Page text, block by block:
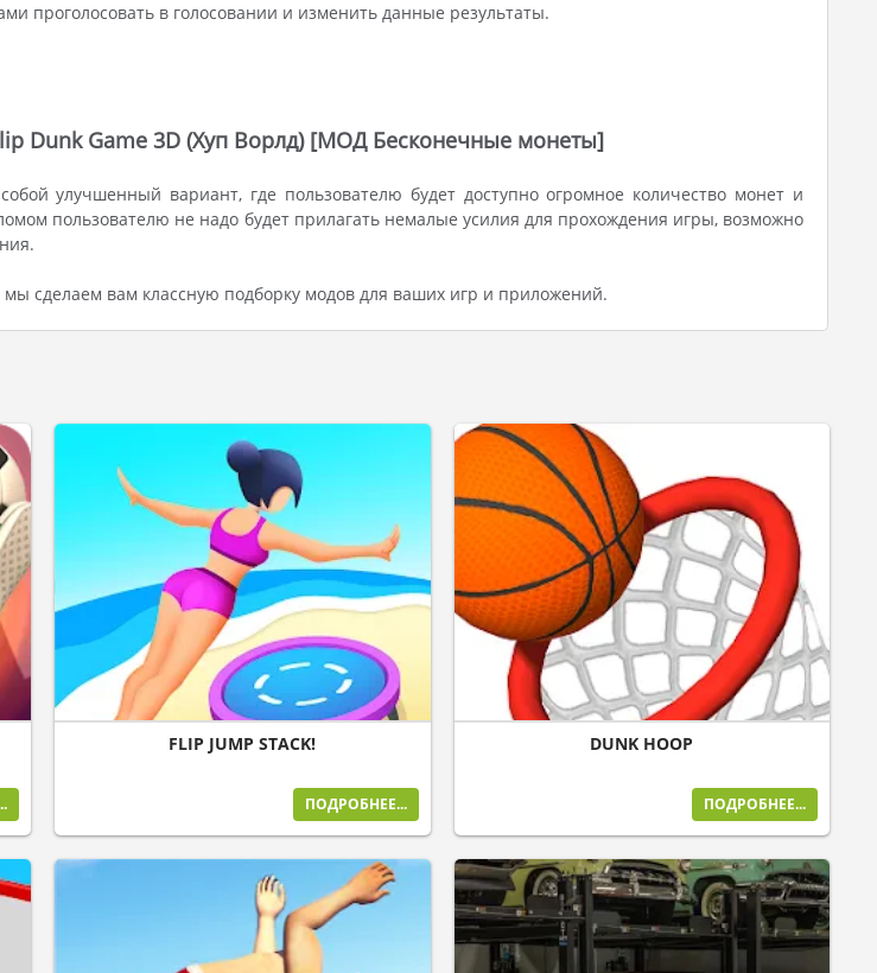
проголосовать в голосовании и изменить данные результаты.
Dunk Game 3D (Хуп Ворлд) [МОД Бесконечные монеты]
улучшенный вариант, где пользователю будет доступно огромное количество монет и
пользователю не надо будет прилагать немалые усилия для прохождения игры, возможно
сделаем вам классную подборку модов для ваших игр и приложений.
FLIP JUMP STACK!
ПОДРОБНЕЕ...
DUNK HOOP
ПОДРОБНЕЕ...